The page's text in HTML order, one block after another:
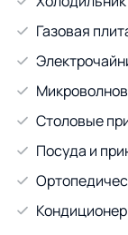
Газовая
Столовые
Посуда и
Кондиционер